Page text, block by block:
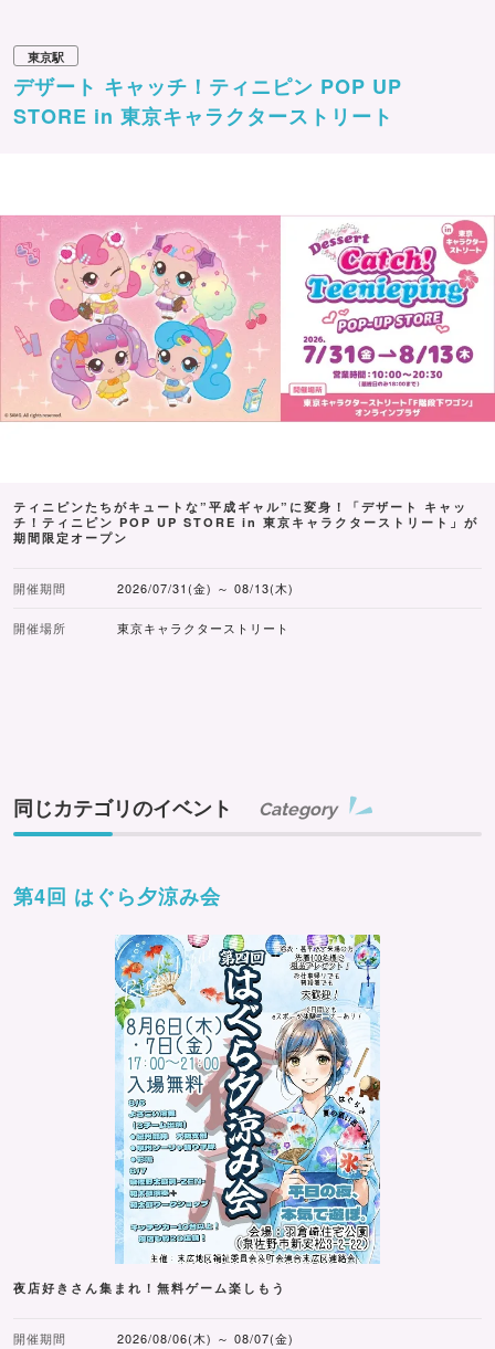
東京駅
デザート キャッチ！ティニピン POP UP
STORE in 東京キャラクターストリート
ティニピンたちがキュートな”平成ギャル”に変身！「デザート キャッ
チ！ティニピン POP UP STORE in 東京キャラクターストリート」が
期間限定オープン
開催期間 2026/07/31(金) ～ 08/13(木)
開催場所 東京キャラクターストリート
同じカテゴリのイベント Category
第4回 はぐら夕涼み会
夜店好きさん集まれ！無料ゲーム楽しもう
開催期間 2026/08/06(木) ～ 08/07(金)